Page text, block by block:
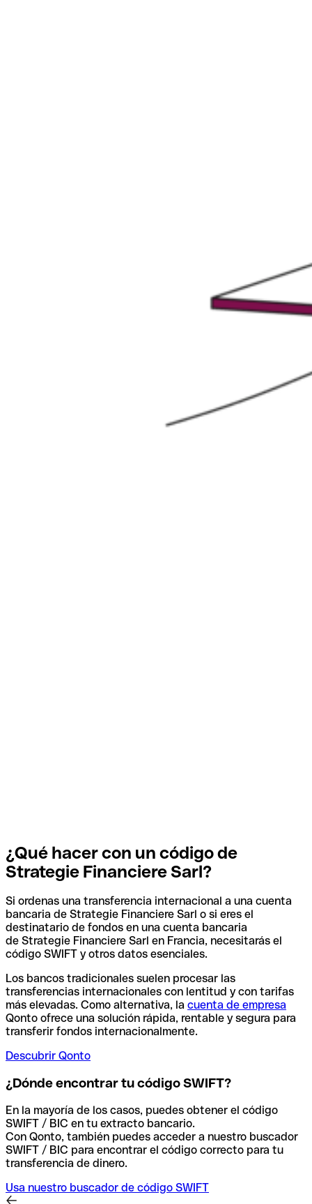
¿Qué hacer con un código de
Strategie Financiere Sarl?
Si ordenas una transferencia internacional a una cuenta
bancaria de Strategie Financiere Sarl o si eres el
destinatario de fondos en una cuenta bancaria
de Strategie Financiere Sarl en Francia, necesitarás el
código SWIFT y otros datos esenciales.
Los bancos tradicionales suelen procesar las
transferencias internacionales con lentitud y con tarifas
más elevadas. Como alternativa, la cuenta de empresa
Qonto ofrece una solución rápida, rentable y segura para
transferir fondos internacionalmente.
Descubrir Qonto
¿Dónde encontrar tu código SWIFT?
En la mayoría de los casos, puedes obtener el código
SWIFT / BIC en tu extracto bancario.
Con Qonto, también puedes acceder a nuestro buscador
SWIFT / BIC para encontrar el código correcto para tu
transferencia de dinero.
Usa nuestro buscador de código SWIFT